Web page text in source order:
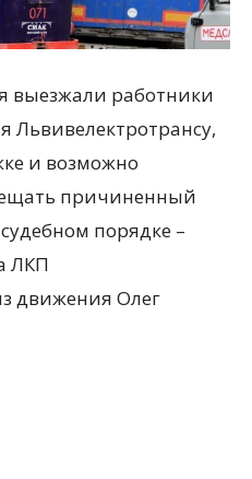
выезжали работники
Львивелектротрансу,
и возможно
причиненный
порядке –
ЛКП
движения Олег